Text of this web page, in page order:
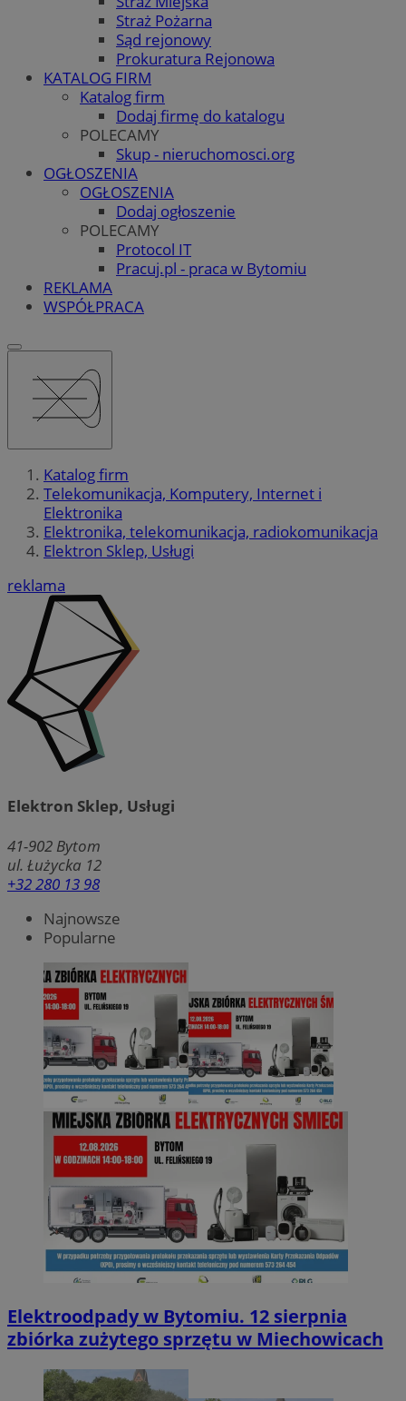
Straż Pożarna
Sąd rejonowy
Prokuratura Rejonowa
KATALOG FIRM
Katalog firm
Dodaj firmę do katalogu
POLECAMY
Skup - nieruchomosci.org
OGŁOSZENIA
OGŁOSZENIA
Dodaj ogłoszenie
POLECAMY
Protocol IT
Pracuj.pl - praca w Bytomiu
REKLAMA
WSPÓŁPRACA
Katalog firm
Telekomunikacja, Komputery, Internet i
Elektronika
Elektronika, telekomunikacja, radiokomunikacja
Elektron Sklep, Usługi
reklama
Elektron Sklep, Usługi
41-902 Bytom
ul. Łużycka 12
+32 280 13 98
Najnowsze
Popularne
Elektroodpady w Bytomiu. 12 sierpnia
zbiórka zużytego sprzętu w Miechowicach